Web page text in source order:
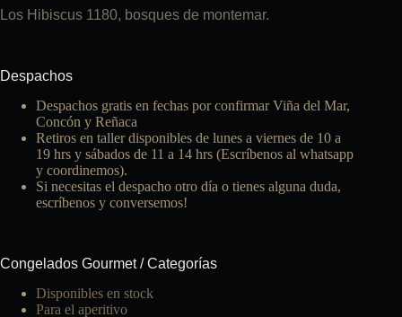
Los Hibiscus 1180, bosques de montemar.
Despachos
Despachos gratis en fechas por confirmar Viña del Mar,
Concón y Reñaca
Retiros en taller disponibles de lunes a viernes de 10 a
19 hrs y sábados de 11 a 14 hrs (Escríbenos al whatsapp
y coordinemos).
Si necesitas el despacho otro día o tienes alguna duda,
escríbenos y conversemos!
Congelados Gourmet / Categorías
Disponibles en stock
Para el aperitivo